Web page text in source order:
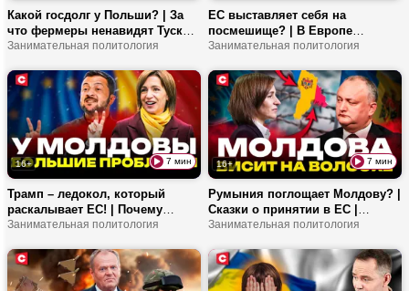
Какой госдолг у Польши? | За
что фермеры ненавидят Туска?
| Какую задачу перед польским
Занимательная политология
ЕС выставляет себя на
посмешище? | В Европе
голосуют за кота в мешке? |
за TikTok?
Занимательная политология
16+ 7 мин
Трамп – ледокол, который
раскалывает ЕС! | Почему
Евросоюз взялся за Молдову? |
Занимательная политология
16+ 7 мин
Румыния поглощает Молдову? |
Сказки о принятии в ЕС |
Получится ли у блока
этот раз?
Занимательная политология